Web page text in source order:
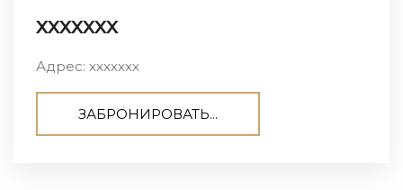
ххххххх
Адрес: ххххххх
ЗАБРОНИРОВАТЬ...